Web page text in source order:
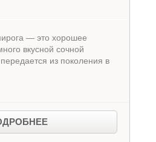
— это хорошее
вкусной сочной
из поколения в